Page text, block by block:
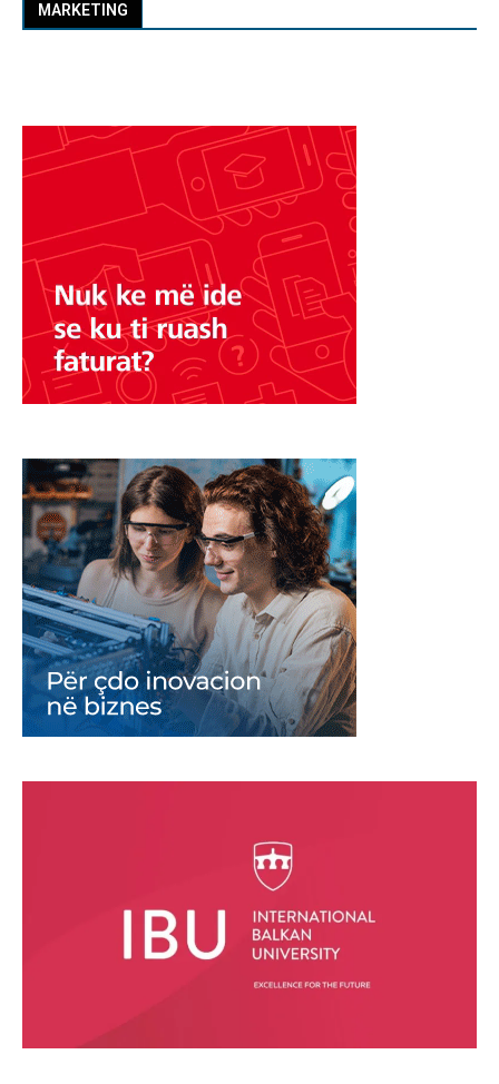
MARKETING